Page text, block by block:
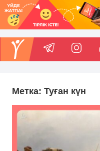
Метка: Туған күн